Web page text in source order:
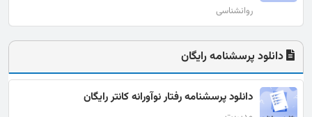
روانشناسی
دانلود پرسشنامه رایگان
دانلود پرسشنامه رفتار نوآورانه کانتر رایگان